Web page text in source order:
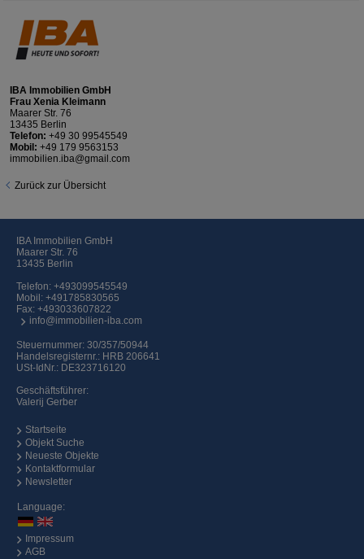
IBA Immobilien GmbH
Frau Xenia Kleimann
Maarer Str. 76
13435 Berlin
Telefon: +49 30 99545549
Mobil: +49 179 9563153
immobilien.iba@gmail.com
Zurück zur Übersicht
IBA Immobilien GmbH
Maarer Str. 76
13435 Berlin
Telefon: +493099545549
Mobil: +491785830565
Fax: +493033607822
info@immobilien-iba.com
Steuernummer: 30/357/50944
Handelsregisternr.: HRB 206641
USt-IdNr.: DE323716120
Geschäftsführer:
Valerij Gerber
Startseite
Objekt Suche
Neueste Objekte
Kontaktformular
Newsletter
Language:
Impressum
AGB